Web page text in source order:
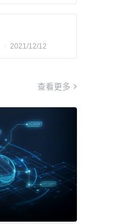
2021/12/12
查看更多